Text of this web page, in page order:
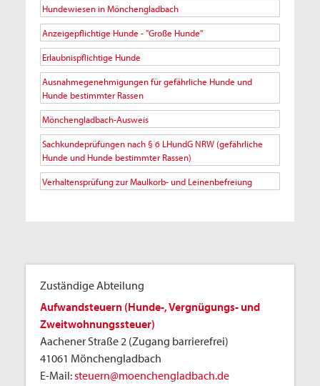
Hundewiesen in Mönchengladbach
Anzeigepflichtige Hunde - "Große Hunde"
Erlaubnispflichtige Hunde
Ausnahmegenehmigungen für gefährliche Hunde und
Hunde bestimmter Rassen
Mönchengladbach-Ausweis
Sachkundeprüfungen nach § 6 LHundG NRW (gefährliche
Hunde und Hunde bestimmter Rassen)
Verhaltensprüfung zur Maulkorb- und Leinenbefreiung
Zuständige Abteilung
Aufwandsteuern (Hunde-, Vergnügungs- und
Zweitwohnungssteuer)
Aachener Straße 2 (Zugang barrierefrei)
41061 Mönchengladbach
E-Mail:steuern@moenchengladbach.de